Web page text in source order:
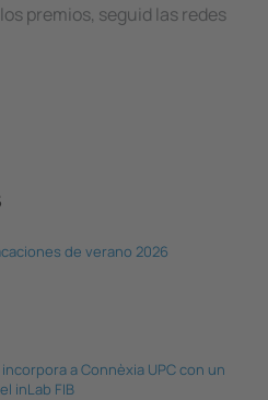
premios, seguid las redes
de verano 2026
a Connèxia UPC con un
inLab FIB